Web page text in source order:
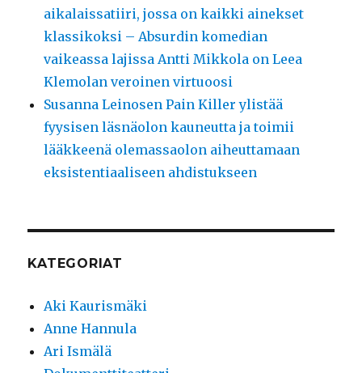
aikalaissatiiri, jossa on kaikki ainekset
klassikoksi – Absurdin komedian
vaikeassa lajissa Antti Mikkola on Leea
Klemolan veroinen virtuoosi
Susanna Leinosen Pain Killer ylistää
fyysisen läsnäolon kauneutta ja toimii
lääkkeenä olemassaolon aiheuttamaan
eksistentiaaliseen ahdistukseen
KATEGORIAT
Aki Kaurismäki
Anne Hannula
Ari Ismälä